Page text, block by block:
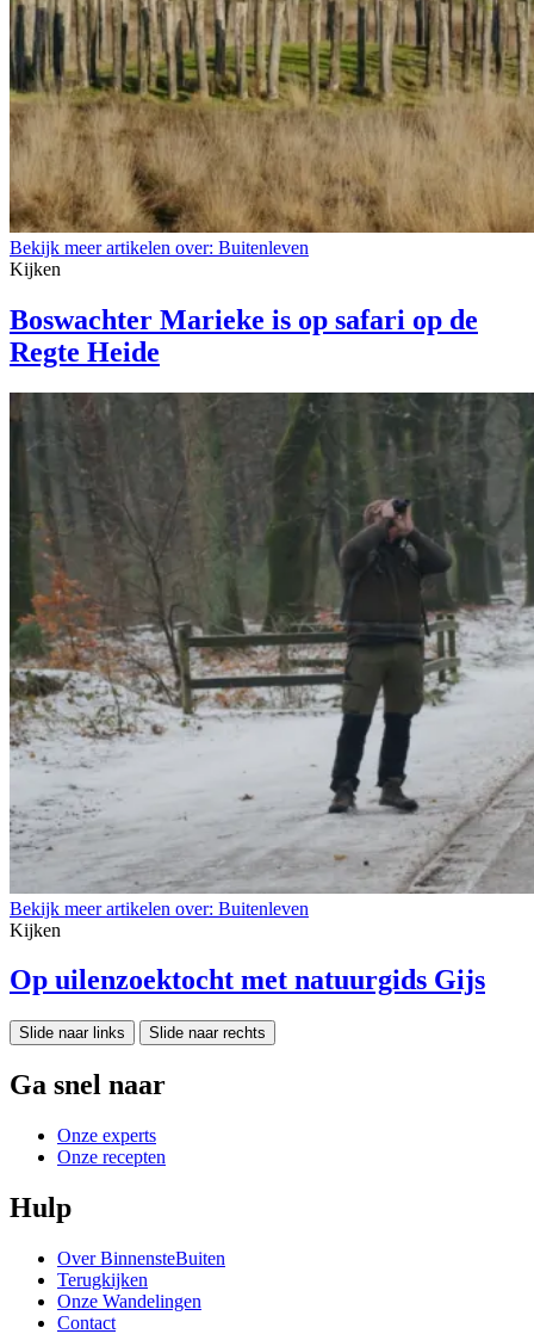
Bekijk meer artikelen over: Buitenleven
Kijken
Boswachter Marieke is op safari op de
Regte Heide
Bekijk meer artikelen over: Buitenleven
Kijken
Op uilenzoektocht met natuurgids Gijs
Slide naar links Slide naar rechts
Ga snel naar
Onze experts
Onze recepten
Hulp
Over BinnensteBuiten
Terugkijken
Onze Wandelingen
Contact